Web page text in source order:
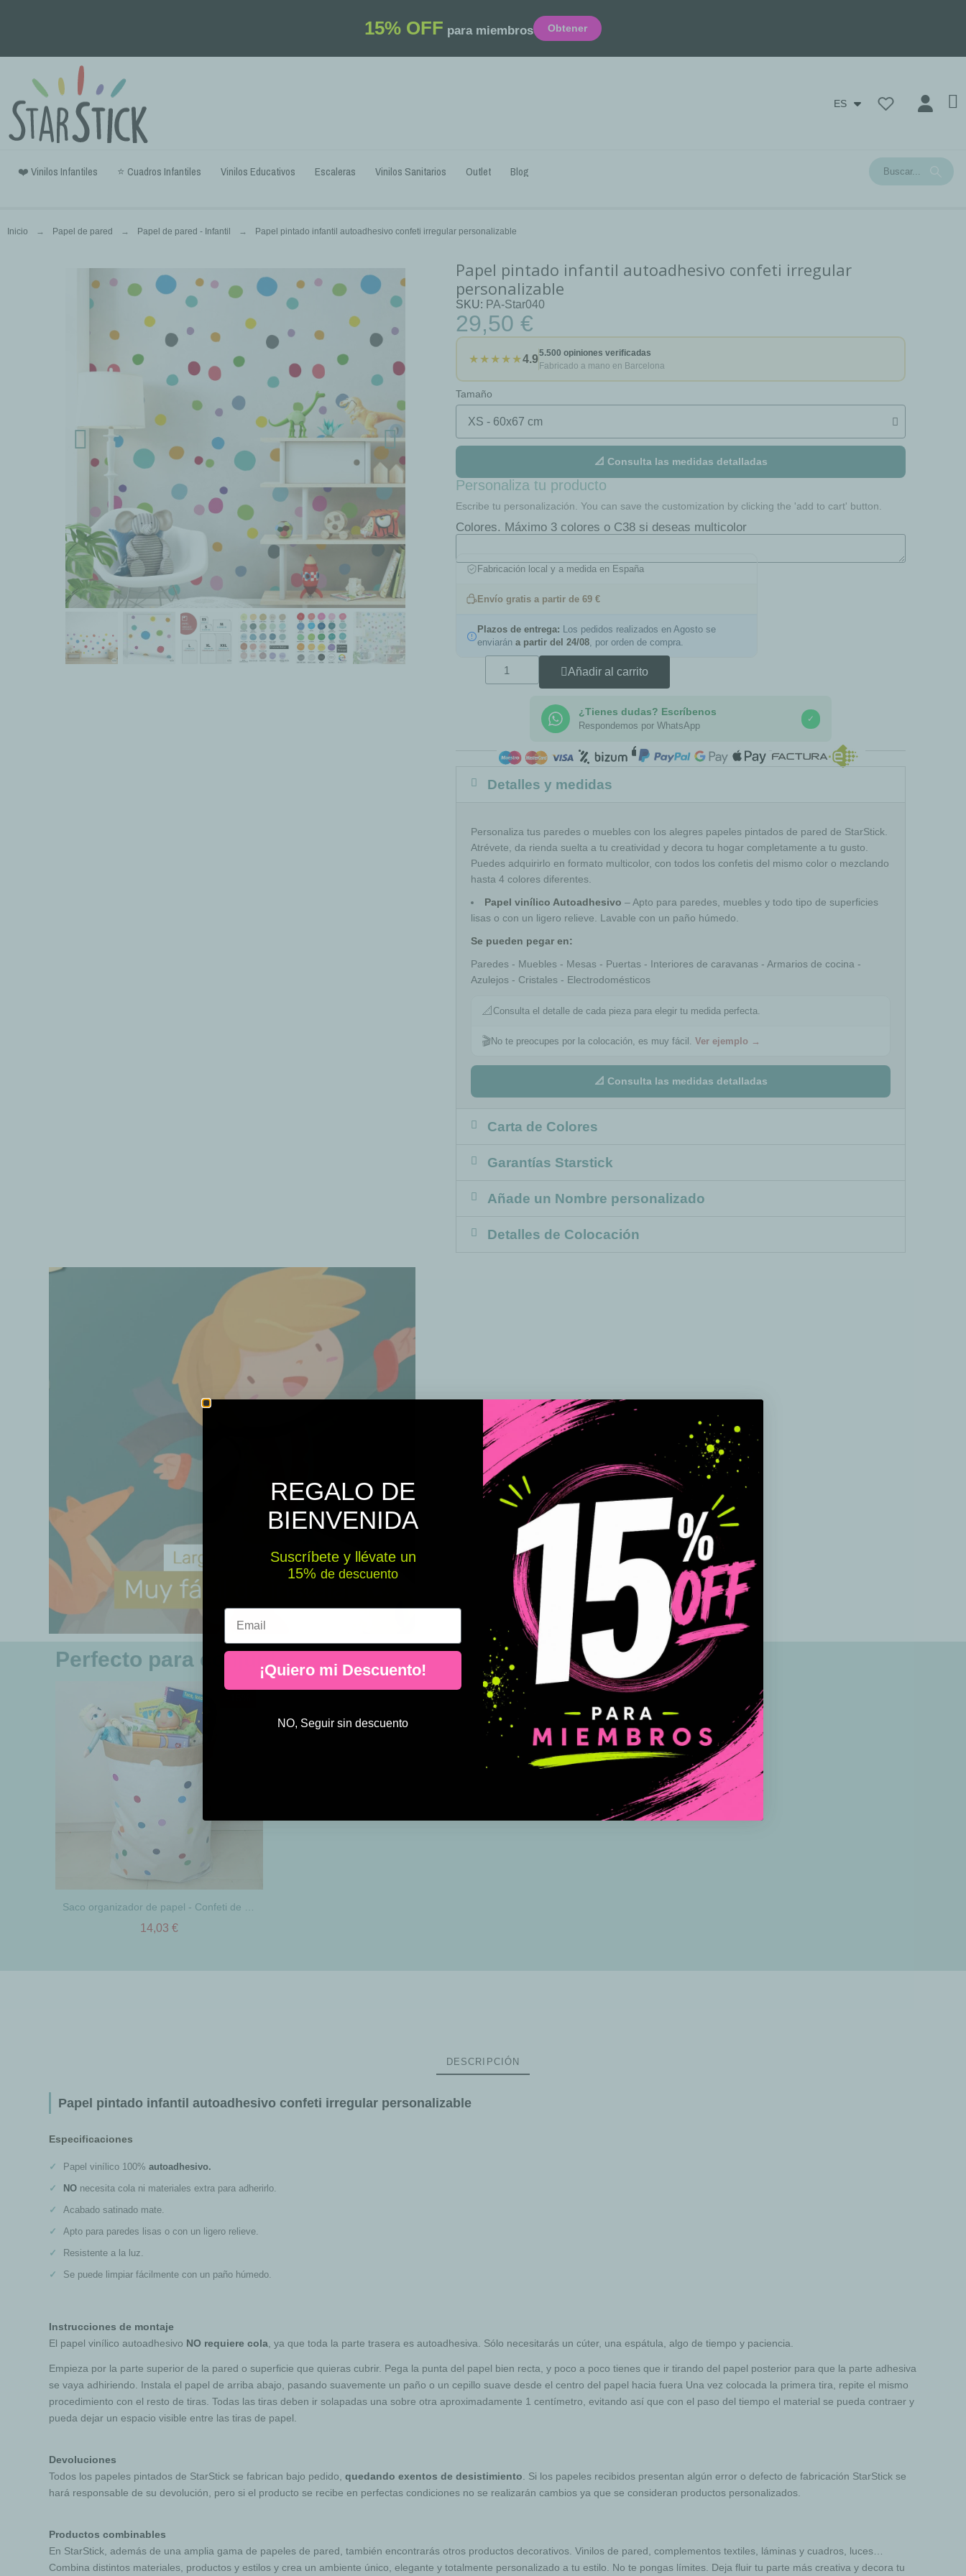
15% OFF para miembros Obtener
ES
❤️ Vinilos Infantiles ⭐ Cuadros Infantiles Vinilos Educativos Escaleras Vinilos Sanitarios Outlet Blog
Inicio Papel de pared Papel de pared - Infantil Papel pintado infantil autoadhesivo confeti irregular personalizable
Papel pintado infantil autoadhesivo confeti irregular
personalizable
SKU PA-Star040
29,50 €
★★★★★4.9
5.500 opiniones verificadas
Fabricado a mano en Barcelona
Tamaño
📐 Consulta las medidas detalladas
Personaliza tu producto
Escribe tu personalización. You can save the customization by clicking the 'add to cart' button.
Colores. Máximo 3 colores o C38 si deseas multicolor
Fabricación local y a medida en España
Envío gratis a partir de 69 €
Plazos de entrega: Los pedidos realizados en Agosto se
enviarána partir del 24/08, por orden de compra.
Añadir al carrito
¿Tienes dudas? Escríbenos
Respondemos por WhatsApp
✓
COMPRA SEGURA
Detalles y medidas
Personaliza tus paredes o muebles con los alegres papeles pintados de pared de StarStick.
Atrévete, da rienda suelta a tu creatividad y decora tu hogar completamente a tu gusto.
Puedes adquirirlo en formato multicolor, con todos los confetis del mismo color o mezclando
hasta 4 colores diferentes.
Papel vinílico Autoadhesivo – Apto para paredes, muebles y todo tipo de superficies
lisas o con un ligero relieve. Lavable con un paño húmedo.
Se pueden pegar en:
Paredes - Muebles - Mesas - Puertas - Interiores de caravanas - Armarios de cocina -
Azulejos - Cristales - Electrodomésticos
📐 Consulta el detalle de cada pieza para elegir tu medida perfecta.
🎬No te preocupes por la colocación, es muy fácil.Ver ejemplo →
📐 Consulta las medidas detalladas
Carta de Colores
Garantías Starstick
Añade un Nombre personalizado
Detalles de Colocación
Perfecto para conjuntar
14,03 €
DESCRIPCIÓN
Papel pintado infantil autoadhesivo confeti irregular personalizable
Especificaciones
Papel vinílico 100%autoadhesivo.
NO necesita cola ni materiales extra para adherirlo.
Acabado satinado mate.
Apto para paredes lisas o con un ligero relieve.
Resistente a la luz.
Se puede limpiar fácilmente con un paño húmedo.
Instrucciones de montaje
El papel vinílico autoadhesivo NO requiere cola , ya que toda la parte trasera es autoadhesiva. Sólo necesitarás un cúter, una espátula, algo de tiempo y paciencia.
Empieza por la parte superior de la pared o superficie que quieras cubrir. Pega la punta del papel bien recta, y poco a poco tienes que ir tirando del papel posterior para que la parte adhesiva
se vaya adhiriendo. Instala el papel de arriba abajo, pasando suavemente un paño o un cepillo suave desde el centro del papel hacia fuera Una vez colocada la primera tira, repite el mismo
procedimiento con el resto de tiras. Todas las tiras deben ir solapadas una sobre otra aproximadamente 1 centímetro, evitando así que con el paso del tiempo el material se pueda contraer y
pueda dejar un espacio visible entre las tiras de papel.
Devoluciones
Todos los papeles pintados de StarStick se fabrican bajo pedido,quedando exentos de desistimiento . Si los papeles recibidos presentan algún error o defecto de fabricación StarStick se
hará responsable de su devolución, pero si el producto se recibe en perfectas condiciones no se realizarán cambios ya que se consideran productos personalizados.
Productos combinables
En StarStick, además de una amplia gama de papeles de pared, también encontrarás otros productos decorativos. Vinilos de pared, complementos textiles, láminas y cuadros, luces…
Combina distintos materiales, productos y estilos y crea un ambiente único, elegante y totalmente personalizado a tu estilo. No te pongas límites. Deja fluir tu parte más creativa y decora tu
REGALO DE
BIENVENIDA
Suscríbete y llévate un
15% ​​ de descuento
Email
¡Quiero mi Descuento!
NO, Seguir sin descuento